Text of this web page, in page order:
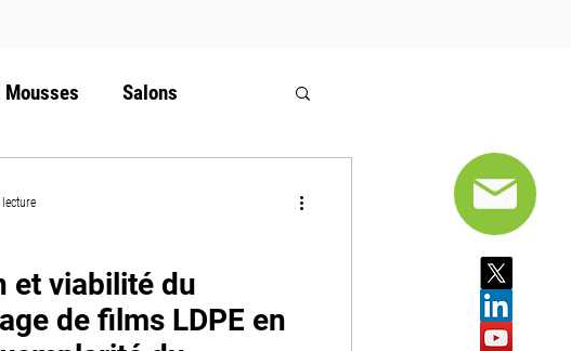
Mousses Salons
et viabilité du
de films LDPE en